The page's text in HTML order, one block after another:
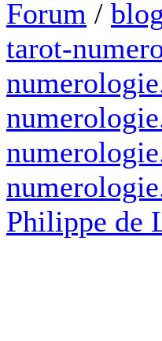
Forum /
tarot-
Philippe de